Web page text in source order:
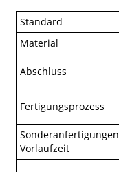
Standard
Material
Abschluss
Fertigungsprozess
Sonderanfertigungen
Vorlaufzeit